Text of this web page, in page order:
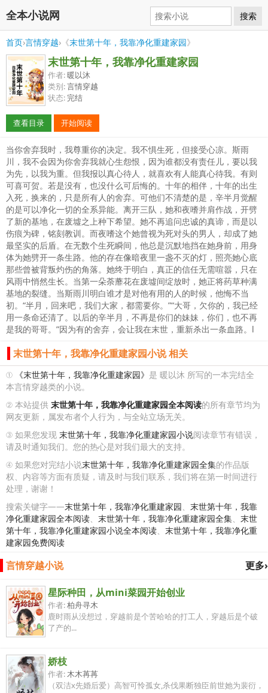
全本小说网 搜索
首页›言情穿越›《末世第十年，我靠净化重建家园》
末世第十年，我靠净化重建家园
作者:暖以沐
类别:言情穿越
状态: 完结
查看目录 开始阅读
当你舍弃我时，我尊重你的决定。我不惧生死，但接受心凉。斯雨
川，我不会因为你舍弃我就心生怨恨，因为谁都没有责任儿，要以我
为先，以我为重。但我报以真心待人，就喜欢有人能真心待我。有则
可喜可贺。若是没有，也没什么可后悔的。十年的相伴，十年的出生
入死，换来的，只是所有人的舍弃。可他们不清楚的是，辛半月觉醒
的是可以净化一切的全系异能。离开三队，她和夜嗜并肩作战，开劈
了新的基地，在废墟之上种下希望。她不再追问忠诚的真谛，而是以
伤痕为碑，铭刻教训。而夜嗜这个她曾视为死对头的男人，却成了她
最坚实的后盾。在无数个生死瞬间，他总是沉默地挡在她身前，用身
体为她劈开一条生路。他的存在像暗夜里一盏不灭的灯，照亮她心底
那些曾被背叛灼伤的角落。她终于明白，真正的信任无需喧嚣，只在
风雨中悄然生长。当第一朵荼蘼花在废墟间绽放时，她正将药草种满
基地的裂缝。当斯雨川明白谁才是对他有用的人的时候，他悔不当
初。“半月，回来吧，我们大家，都需要你。”“大哥，欠你的，我已经
用一条命还清了。以后的辛半月，不再是你们的妹妹，你们，也不再
是我的哥哥。”因为有的舍弃，会让我在末世，重新杀出一条血路。l
末世第十年，我靠净化重建家园小说 相关
① 《末世第十年，我靠净化重建家园》 是 暖以沐 所写的一本完结全
本言情穿越类的小说。
② 本站提供 末世第十年，我靠净化重建家园全本阅读的所有章节均为
网友更新，属发布者个人行为，与全站立场无关。
③ 如果您发现 末世第十年，我靠净化重建家园小说阅读章节有错误，
请及时通知我们。您的热心是对我们最大的支持。
④ 如果您对完结小说末世第十年，我靠净化重建家园全集的作品版
权、内容等方面有质疑，请及时与我们联系，我们将在第一时间进行
处理，谢谢！
搜索关键字——末世第十年，我靠净化重建家园、 末世第十年，我靠
净化重建家园全本阅读、 末世第十年，我靠净化重建家园全集、 末世
第十年，我靠净化重建家园小说全本阅读、 末世第十年，我靠净化重
建家园免费阅读
更多›
言情穿越小说
星际种田，从mini菜园开始创业
作者:柏舟寻木
鹿时雨从没想过，穿越前是个苦哈哈的打工人，穿越后是个破
了产的...
娇枝
作者:木木苒苒
（双洁x先婚后爱）高智可怜孤女,杀伐果断独臣前世她为裴衍，